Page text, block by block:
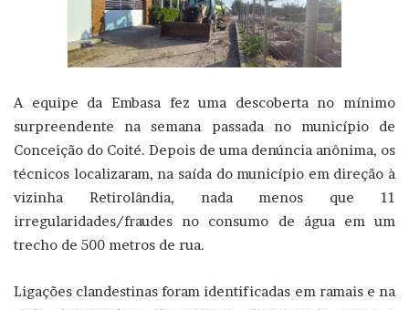
A equipe da Embasa fez uma descoberta no mínimo
surpreendente na semana passada no município de
Conceição do Coité. Depois de uma denúncia anônima, os
técnicos localizaram, na saída do município em direção à
vizinha Retirolândia, nada menos que 11
irregularidades/fraudes no consumo de água em um
trecho de 500 metros de rua.
Ligações clandestinas foram identificadas em ramais e na